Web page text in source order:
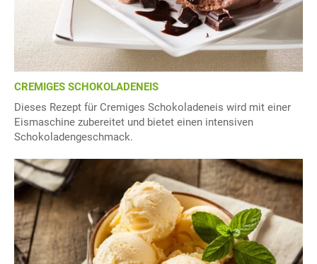
CREMIGES SCHOKOLADENEIS
Dieses Rezept für Cremiges Schokoladeneis wird mit einer
Eismaschine zubereitet und bietet einen intensiven
Schokoladengeschmack.